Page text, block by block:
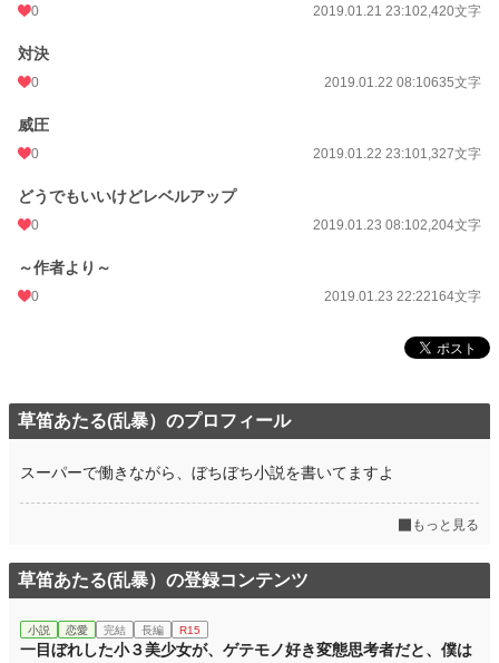
0 2019.01.21 23:102,420文字
対決
0 2019.01.22 08:10635文字
威圧
0 2019.01.22 23:101,327文字
どうでもいいけどレベルアップ
0 2019.01.23 08:102,204文字
～作者より～
0 2019.01.23 22:22164文字
草笛あたる(乱暴）のプロフィール
スーパーで働きながら、ぼちぼち小説を書いてますよ
もっと見る
草笛あたる(乱暴）の登録コンテンツ
小説 恋愛 完結 長編 R15
一目ぼれした小３美少女が、ゲテモノ好き変態思考者だと、僕は